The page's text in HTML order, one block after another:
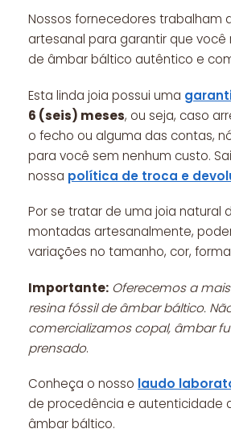
Nossos fornecedores trabalham
artesanal para garantir que você
de âmbar báltico autêntico e
Esta linda joia possui uma
6 (seis) meses, ou seja, caso
o fecho ou alguma das contas,
para você sem nenhum custo.
nossa política de troca e
Por se tratar de uma joia natural
montadas artesanalmente,
variações no tamanho, cor,
Importante: Oferecemos a
resina fóssil de âmbar báltico.
comercializamos copal, âmbar
prensado.
Conheça o nosso laudo
de procedência e autenticidade
âmbar báltico.